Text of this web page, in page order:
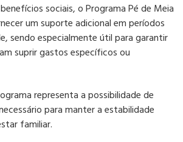
sociais, o Programa Pé de Meia
um suporte adicional em períodos
sendo especialmente útil para garantir
suprir gastos específicos ou
representa a possibilidade de
para manter a estabilidade
familiar.